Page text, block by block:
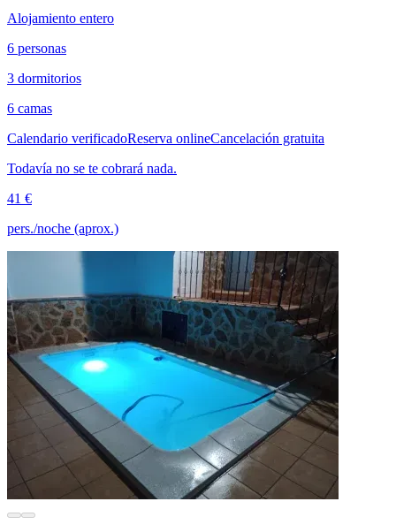
Alojamiento entero
6 personas
3 dormitorios
6 camas
Calendario verificadoReserva onlineCancelación gratuita
Todavía no se te cobrará nada.
41 €
pers./noche (aprox.)